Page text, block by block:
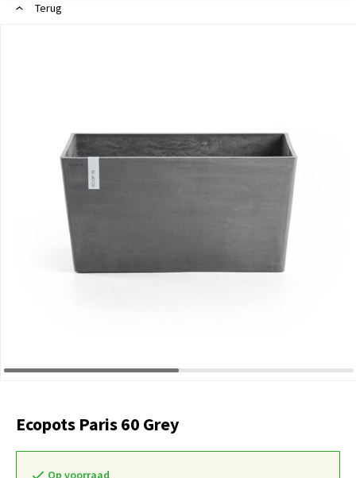
Terug
Ecopots Paris 60 Grey
Op voorraad